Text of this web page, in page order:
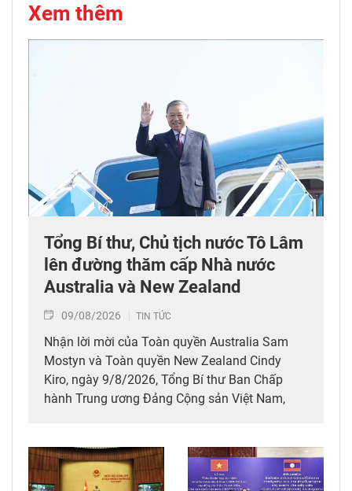
Xem thêm
Tổng Bí thư, Chủ tịch nước Tô Lâm
lên đường thăm cấp Nhà nước
Australia và New Zealand
09/08/2026 TIN TỨC
Nhận lời mời của Toàn quyền Australia Sam
Mostyn và Toàn quyền New Zealand Cindy
Kiro, ngày 9/8/2026, Tổng Bí thư Ban Chấp
hành Trung ương Đảng Cộng sản Việt Nam,
Nam rời Thủ đô Hà Nội lên đường thăm cấp
Nhà nước tới Australia và New Zealand từ ngày